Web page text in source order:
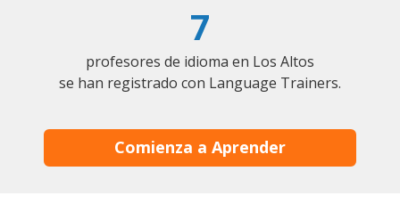
7
profesores de idioma en Los Altos
se han registrado con Language Trainers.
Comienza a Aprender